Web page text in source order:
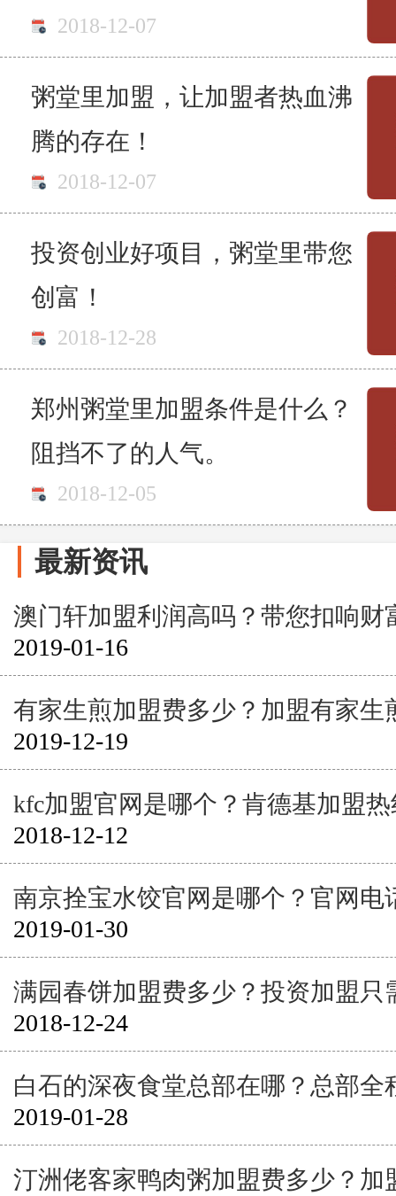
2018-12-07
粥堂里加盟，让加盟者热血沸
腾的存在！
2018-12-07
投资创业好项目，粥堂里带您
创富！
2018-12-28
郑州粥堂里加盟条件是什么？
阻挡不了的人气。
2018-12-05
最新资讯
澳门轩加盟利润高吗？带您扣响财
2019-01-16
有家生煎加盟费多少？加盟有家生
2019-12-19
kfc加盟官网是哪个？肯德基加盟
2018-12-12
南京拴宝水饺官网是哪个？官网电
2019-01-30
满园春饼加盟费多少？投资加盟只
2018-12-24
白石的深夜食堂总部在哪？总部全
2019-01-28
汀洲佬客家鸭肉粥加盟费多少？加